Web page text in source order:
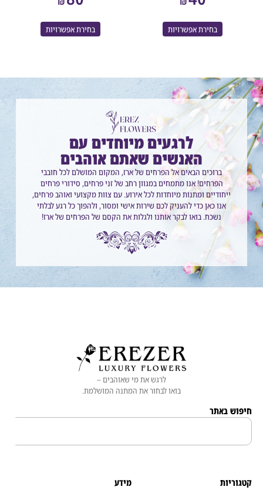
בחירת אפשרויות בחירת אפשרויות
לרגעים מיוחדים עם
האנשים שאתם אוהבים
ברוכים הבאים אל הפרחים של ארז, המקום המושלם לכל חובבי
הפרחים! אנו מתמחים במגוון רחב של זני פרחים, סידורי פרחים
ייחודיים ומתנות מיוחדות לכל אירוע. עם צוות מקצועי ואוהב פרחים,
אנו כאן כדי להעניק לכם שירות אישי ומסור, ולהפוך כל רגע לבלתי
נשכח. בואו לבקר אותנו ולגלות את הקסם של הפרחים של ארז!
לרגש את מי שאוהבים –
בואו לבחור את המתנה המושלמת.
באתר